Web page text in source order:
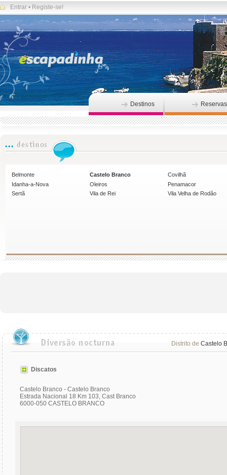
Entrar • Registe-se!
Destinos Reservas
Belmonte Castelo Branco
Covilhã
Idanha-a-Nova
Oleiros
Penamacor
Sertã
Vila de Rei Vila Velha de Rodão
Distrito de Castelo
Discatos
Castelo Branco - Castelo Branco
Estrada Nacional 18 Km 103, Cast Branco
6000-050 CASTELO BRANCO